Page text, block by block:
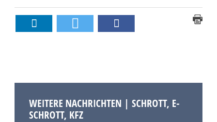
WEITERE NACHRICHTEN | SCHROTT, E-
SCHROTT, KFZ